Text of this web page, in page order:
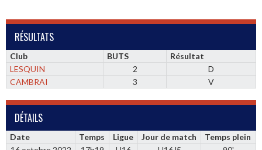
RÉSULTATS
Club BUTS
Résultat
LESQUIN
2
D
CAMBRAI
3 V
DÉTAILS
Date Temps Ligue Jour de match
Temps plein